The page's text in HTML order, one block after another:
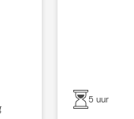
5 uur